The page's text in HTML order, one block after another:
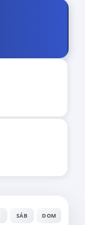
SÁB DOM